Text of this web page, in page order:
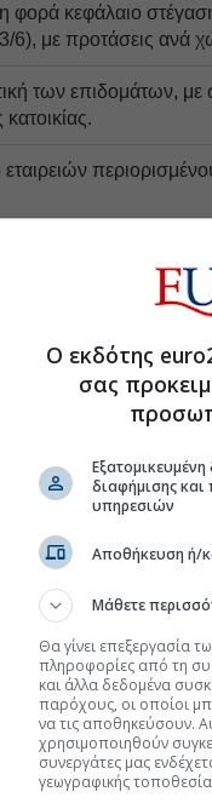
φορά κεφάλαιο
6), με προτάσεις ανά
των επιδομάτων,
εταιρειών
πρώτα ακίνητα της
χρήση.
έργο προσιτής
με ενοίκιο έως
οι απόψεις ότι η
την προσφορά
την Ελλάδα, το Διεθνές
παρέχουν
αποδειχθεί
τους μπορεί να
ζήτησης, ιδιαίτερα
καλύτερα στις
και μηχανισμούς
Ο εκδότης
σας
διαφήμισης και
υπηρεσιών
Αποθήκευση ή/
Μάθετε
Θα γίνει επεξεργασία
πληροφορίες από τη
και άλλα δεδομένα
παρόχους, οι οποίοι
να τις αποθηκεύσουν.
χρησιμοποιηθούν
συνεργάτες μας
γεωγραφικής